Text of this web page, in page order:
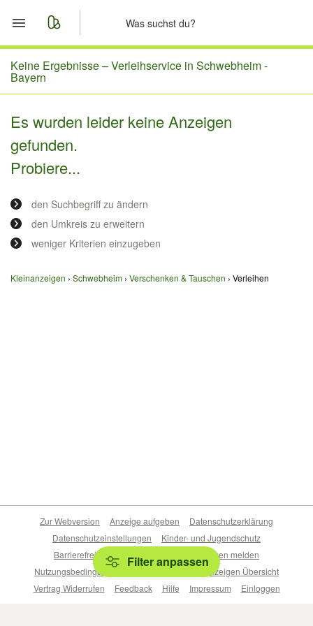
Start
Merkliste
Nachrichten
Anzeige aufgeben
Keine Ergebnisse –Verleihservice in Schwebheim -
Bayern
Es wurden leider keine Anzeigen
gefunden.
Probiere...
den Suchbegriff zu ändern
den Umkreis zu erweitern
weniger Kriterien einzugeben
Kleinanzeigen Schwebheim Verschenken & Tauschen Verleihen
Filter anpassen
Zur Webversion Anzeige aufgeben
Datenschutzerklärung
Datenschutzeinstellungen
Kinder- und Jugendschutz
Barrierefreiheitserklärung
Sicherheitslücken melden
Nutzungsbedingungen
Beliebte Suchen
Anzeigen Übersicht
Vertrag Widerrufen
Feedback Hilfe Impressum Einloggen